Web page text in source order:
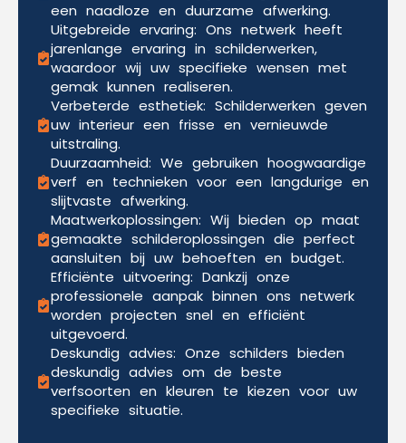
een naadloze en duurzame afwerking.
Uitgebreide ervaring: Ons netwerk heeft
jarenlange ervaring in schilderwerken,
waardoor wij uw specifieke wensen met
gemak kunnen realiseren.
Verbeterde esthetiek: Schilderwerken geven
uw interieur een frisse en vernieuwde
uitstraling.
Duurzaamheid: We gebruiken hoogwaardige
verf en technieken voor een langdurige en
slijtvaste afwerking.
Maatwerkoplossingen: Wij bieden op maat
gemaakte schilderoplossingen die perfect
aansluiten bij uw behoeften en budget.
Efficiënte uitvoering: Dankzij onze
professionele aanpak binnen ons netwerk
worden projecten snel en efficiënt
uitgevoerd.
Deskundig advies: Onze schilders bieden
deskundig advies om de beste
verfsoorten en kleuren te kiezen voor uw
specifieke situatie.